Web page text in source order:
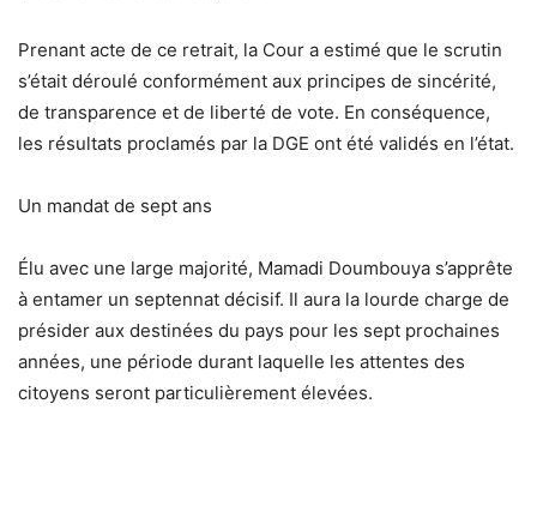
Prenant acte de ce retrait, la Cour a estimé que le scrutin
s’était déroulé conformément aux principes de sincérité,
de transparence et de liberté de vote. En conséquence,
les résultats proclamés par la DGE ont été validés en l’état.
Un mandat de sept ans
Élu avec une large majorité, Mamadi Doumbouya s’apprête
à entamer un septennat décisif. Il aura la lourde charge de
présider aux destinées du pays pour les sept prochaines
années, une période durant laquelle les attentes des
citoyens seront particulièrement élevées.